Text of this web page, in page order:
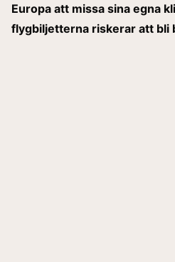
Europa att missa sina egna
flygbiljetterna riskerar att bli